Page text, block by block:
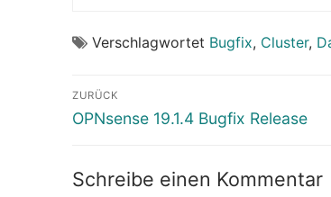
Verschlagwortet Bugfix, Cluster,
Beitragsnavigation
ZURÜCK
Vorheriger
OPNsense 19.1.4 Bugfix Release
Schreibe einen Kommentar